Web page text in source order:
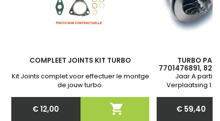
COMPLEET JOINTS KIT TURBO
Kit Joints complet voor effectuer le montge
de jouw turbo.
Price
€ 12,00 
TURBO
7701476891,
Jaar A partir
Verplaatsing
Price
€ 59,40